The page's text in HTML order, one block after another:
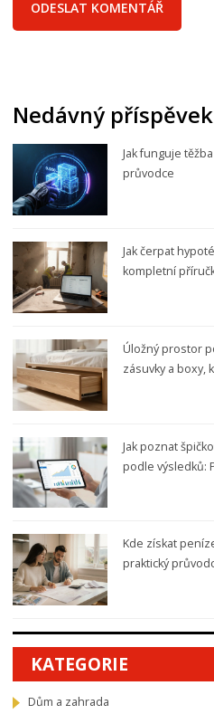
Nedávný příspěvek
Jak funguje
průvodce
Jak čerpat
kompletní
Úložný prostor
zásuvky a boxy,
Jak poznat
podle výsledků:
Kde získat
praktický
KATEGORIE
Dům a zahrada